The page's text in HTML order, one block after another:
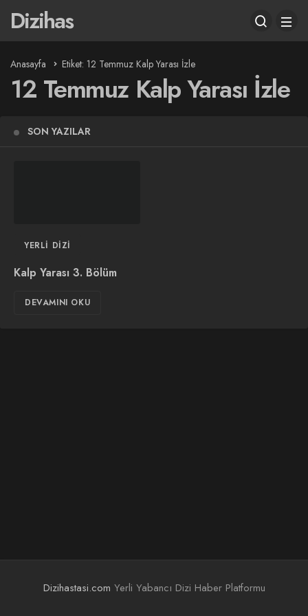
Dizihas
Anasayfa Etiket: 12 Temmuz Kalp Yarası İzle
12 Temmuz Kalp Yarası İzle
SON YAZILAR
YERLI DIZI
Kalp Yarası 3. Bölüm
DEVAMINI OKU
Dizihastasi.com Yerli Yabancı Dizi Haber Platformu